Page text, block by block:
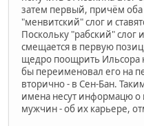
затем первый, причём
"менвитский" слог и
Поскольку "рабский" слог
смещается в первую
щедро поощрить Ильсора
бы переименовал его на
вторично - в Сен-Бан.
имена несут информацю о
мужчин - об их карьере,